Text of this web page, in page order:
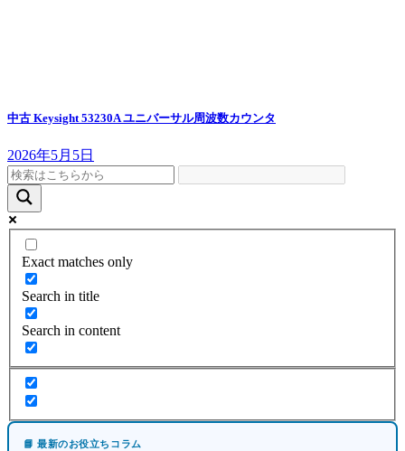
中古 Keysight 53230A ユニバーサル周波数カウンタ
2026年5月5日
Exact matches only
Search in title
Search in content
📘 最新のお役立ちコラム